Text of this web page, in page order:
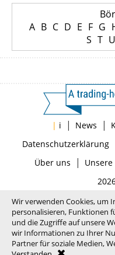
A B C D E F G
S T U
| i | News |
Datenschutzerklärung
Über uns |
Wir verwenden Cookies, um
personalisieren, Funktionen
und die Zugriffe auf unsere
wir Informationen zu Ihrer
Partner für soziale Medien,